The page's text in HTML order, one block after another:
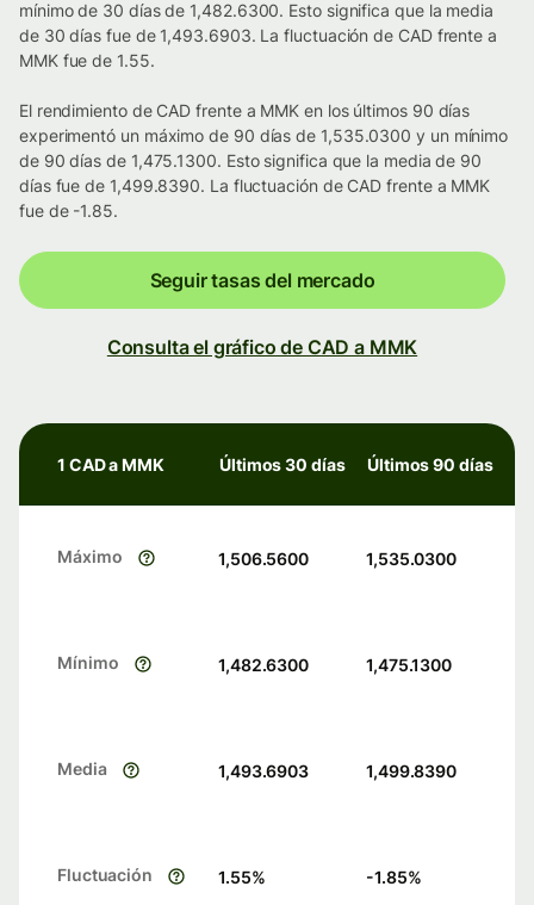
mínimo de 30 días de 1,482.6300. Esto significa que la media
de 30 días fue de 1,493.6903. La fluctuación de CAD frente a
MMK fue de 1.55.
El rendimiento de CAD frente a MMK en los últimos 90 días
experimentó un máximo de 90 días de 1,535.0300 y un mínimo
de 90 días de 1,475.1300. Esto significa que la media de 90
días fue de 1,499.8390. La fluctuación de CAD frente a MMK
fue de -1.85.
Seguir tasas del mercado
Consulta el gráfico de CAD a MMK
1 CAD a MMK Últimos 30 días Últimos 90 días
Máximo 1,506.5600 1,535.0300
Mínimo 1,482.6300 1,475.1300
Media 1,493.6903 1,499.8390
Fluctuación 1.55% -1.85%